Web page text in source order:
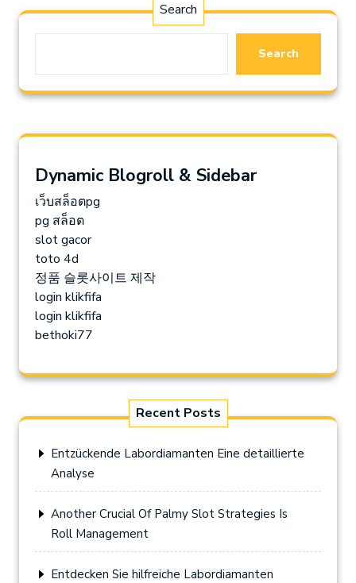
Search
Search
Dynamic Blogroll & Sidebar
เว็บสล็อตpg
pg สล็อต
slot gacor
toto 4d
정품 슬롯사이트 제작
login klikfifa
login klikfifa
bethoki77
Recent Posts
Entzückende Labordiamanten Eine detaillierte
Analyse
Another Crucial Of Palmy Slot Strategies Is
Roll Management
Entdecken Sie hilfreiche Labordiamanten